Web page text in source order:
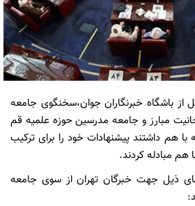
از باشگاه خبرنگاران جوان،سخنگوی جامعه
مبارز و جامعه مدرسین حوزه علمیه قم
هم داشتند پیشنهادات خود را برای ترکیب
مبادله کردند.
ذیل جهت خبرگان تهران از سوی جامعه